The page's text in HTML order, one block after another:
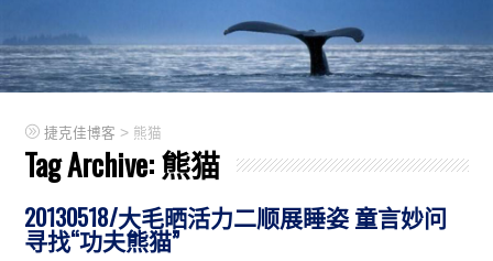
捷克佳博客 > 熊猫
Tag Archive:熊猫
20130518/大毛晒活力二顺展睡姿 童言妙问
寻找“功夫熊猫”